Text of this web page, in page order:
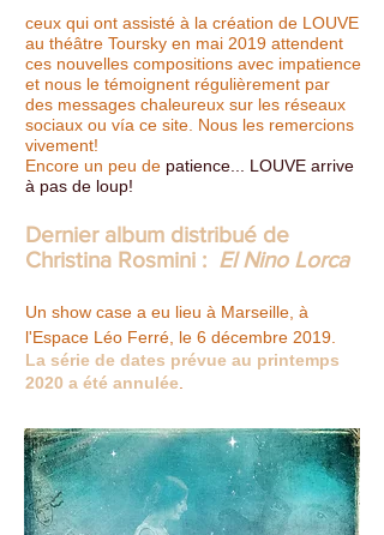
ceux qui ont assisté à la création de LOUVE
au théâtre Toursky en mai 2019 attendent
ces nouvelles compositions avec impatience
et nous le témoignent régulièrement par
des messages chaleureux sur les réseaux
sociaux ou vía ce site. Nous les remercions
vivement!
Encore un peu de patience... LOUVE arrive
à pas de loup!
Dernier album distribué de
Christina Rosmini : El Nino Lorca
Un show case a eu lieu à Marseille, à
l'Espace Léo Ferré, le 6 décembre 2019.
La série de dates prévue au printemps
2020 a été annulée